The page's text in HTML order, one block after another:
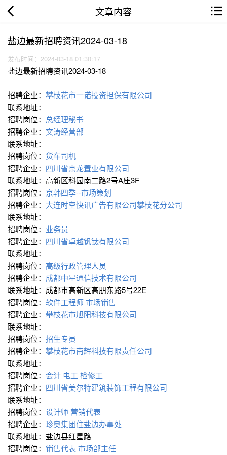
文章内容
盐边最新招聘资讯2024-03-18
发布时间：2024-03-18 01:30:17
盐边最新招聘资讯2024-03-18
招聘企业： 攀枝花市一诺投资担保有限公司
联系地址：
招聘岗位： 总经理秘书
招聘企业： 文涛经营部
联系地址：
招聘岗位： 货车司机
招聘企业： 四川省京龙置业有限公司
联系地址：高新区科园南二路2号A座3F
招聘岗位： 京韩四季--市场策划
招聘企业： 大连时空快讯广告有限公司攀枝花分公司
联系地址：
招聘岗位： 业务员
招聘企业： 四川省卓越钒钛有限公司
联系地址：
招聘岗位： 高级行政管理人员
招聘企业： 成都中星通信技术有限公司
联系地址：成都市高新区高朋东路5号22E
招聘岗位： 软件工程师市场销售
招聘企业： 攀枝花市旭阳科技有限公司
联系地址：
招聘岗位： 招生专员
招聘企业： 攀枝花市南辉科技有限责任公司
联系地址：
招聘岗位： 会计 电工 检修工
招聘企业： 四川省美尔特建筑装饰工程有限公司
联系地址：
招聘岗位： 设计师 营销代表
招聘企业： 珍奥集团住盐边办事处
联系地址：盐边县红星路
招聘岗位： 销售代表 市场部主任